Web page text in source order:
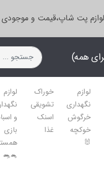
پت شاپ،قیمت و موجودی
همه)
لوازم
نگهداری
خرگوش
خوکچه
🐰
خوراک
تشویقی
اسنک
غذا
لوازم
و
بازی
🐁🐀